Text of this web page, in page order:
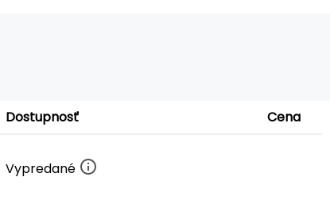
Dostupnosť Cena
Vypredané